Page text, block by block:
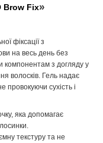
Brow Fix»
фіксації з
на весь день без
компонентам з догляду у
волосків. Гель надає
провокуючи сухість і
яка допомагає
текстуру та не